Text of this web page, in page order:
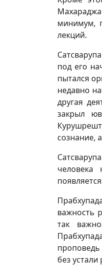
минимум,
лекций.
под его
пытался
недавно
другая
закрыл
сознание,
важность
так
без